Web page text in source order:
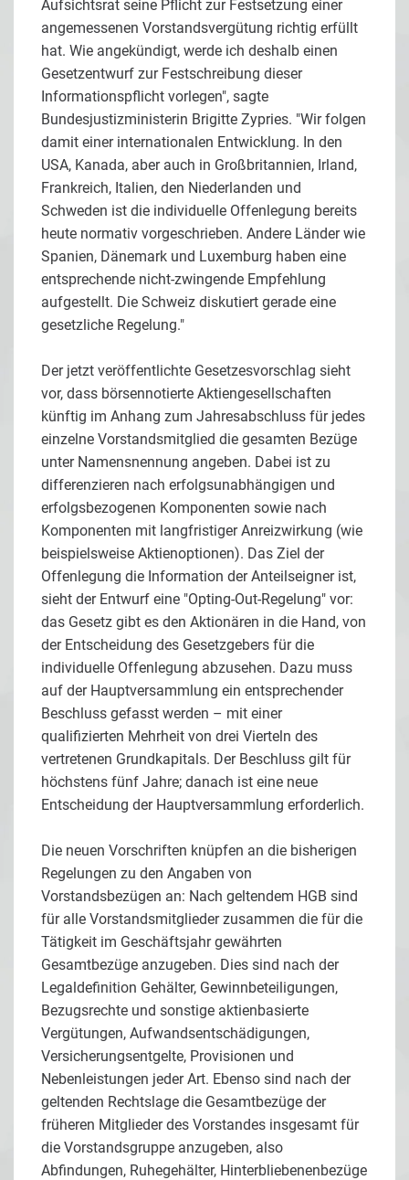
Aufsichtsrat seine Pflicht zur Festsetzung einer
angemessenen Vorstandsvergütung richtig erfüllt
hat. Wie angekündigt, werde ich deshalb einen
Gesetzentwurf zur Festschreibung dieser
Informationspflicht vorlegen", sagte
Bundesjustizministerin Brigitte Zypries. "Wir folgen
damit einer internationalen Entwicklung. In den
USA, Kanada, aber auch in Großbritannien, Irland,
Frankreich, Italien, den Niederlanden und
Schweden ist die individuelle Offenlegung bereits
heute normativ vorgeschrieben. Andere Länder wie
Spanien, Dänemark und Luxemburg haben eine
entsprechende nicht-zwingende Empfehlung
aufgestellt. Die Schweiz diskutiert gerade eine
gesetzliche Regelung."
Der jetzt veröffentlichte Gesetzesvorschlag sieht
vor, dass börsennotierte Aktiengesellschaften
künftig im Anhang zum Jahresabschluss für jedes
einzelne Vorstandsmitglied die gesamten Bezüge
unter Namensnennung angeben. Dabei ist zu
differenzieren nach erfolgsunabhängigen und
erfolgsbezogenen Komponenten sowie nach
Komponenten mit langfristiger Anreizwirkung (wie
beispielsweise Aktienoptionen). Das Ziel der
Offenlegung die Information der Anteilseigner ist,
sieht der Entwurf eine "Opting-Out-Regelung" vor:
das Gesetz gibt es den Aktionären in die Hand, von
der Entscheidung des Gesetzgebers für die
individuelle Offenlegung abzusehen. Dazu muss
auf der Hauptversammlung ein entsprechender
Beschluss gefasst werden – mit einer
qualifizierten Mehrheit von drei Vierteln des
vertretenen Grundkapitals. Der Beschluss gilt für
höchstens fünf Jahre; danach ist eine neue
Entscheidung der Hauptversammlung erforderlich.
Die neuen Vorschriften knüpfen an die bisherigen
Regelungen zu den Angaben von
Vorstandsbezügen an: Nach geltendem HGB sind
für alle Vorstandsmitglieder zusammen die für die
Tätigkeit im Geschäftsjahr gewährten
Gesamtbezüge anzugeben. Dies sind nach der
Legaldefinition Gehälter, Gewinnbeteiligungen,
Bezugsrechte und sonstige aktienbasierte
Vergütungen, Aufwandsentschädigungen,
Versicherungsentgelte, Provisionen und
Nebenleistungen jeder Art. Ebenso sind nach der
geltenden Rechtslage die Gesamtbezüge der
früheren Mitglieder des Vorstandes insgesamt für
die Vorstandsgruppe anzugeben, also
Abfindungen, Ruhegehälter, Hinterbliebenenbezüge